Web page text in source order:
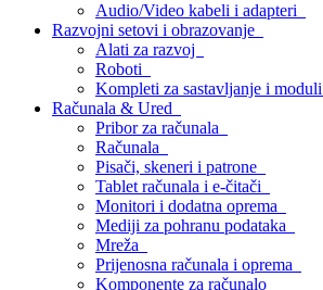
Audio/Video kabeli i adapteri
Razvojni setovi i obrazovanje
Alati za razvoj
Roboti
Kompleti za sastavljanje i moduli
Računala & Ured
Pribor za računala
Računala
Pisači, skeneri i patrone
Tablet računala i e-čitači
Monitori i dodatna oprema
Mediji za pohranu podataka
Mreža
Prijenosna računala i oprema
Komponente za računalo